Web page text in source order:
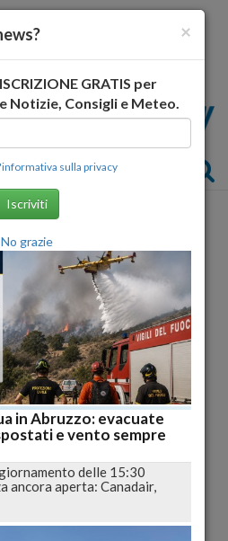
2009 2011
2015 2016 2017
2021 2022 2023
Mag Giu Lug
Dic
×
GRATIS per
Notizie, Consigli e Meteo.
sulla privacy
Iscriviti
No grazie
in Abruzzo: evacuate
e vento sempre
delle 15:30
ancora aperta: Canadair,